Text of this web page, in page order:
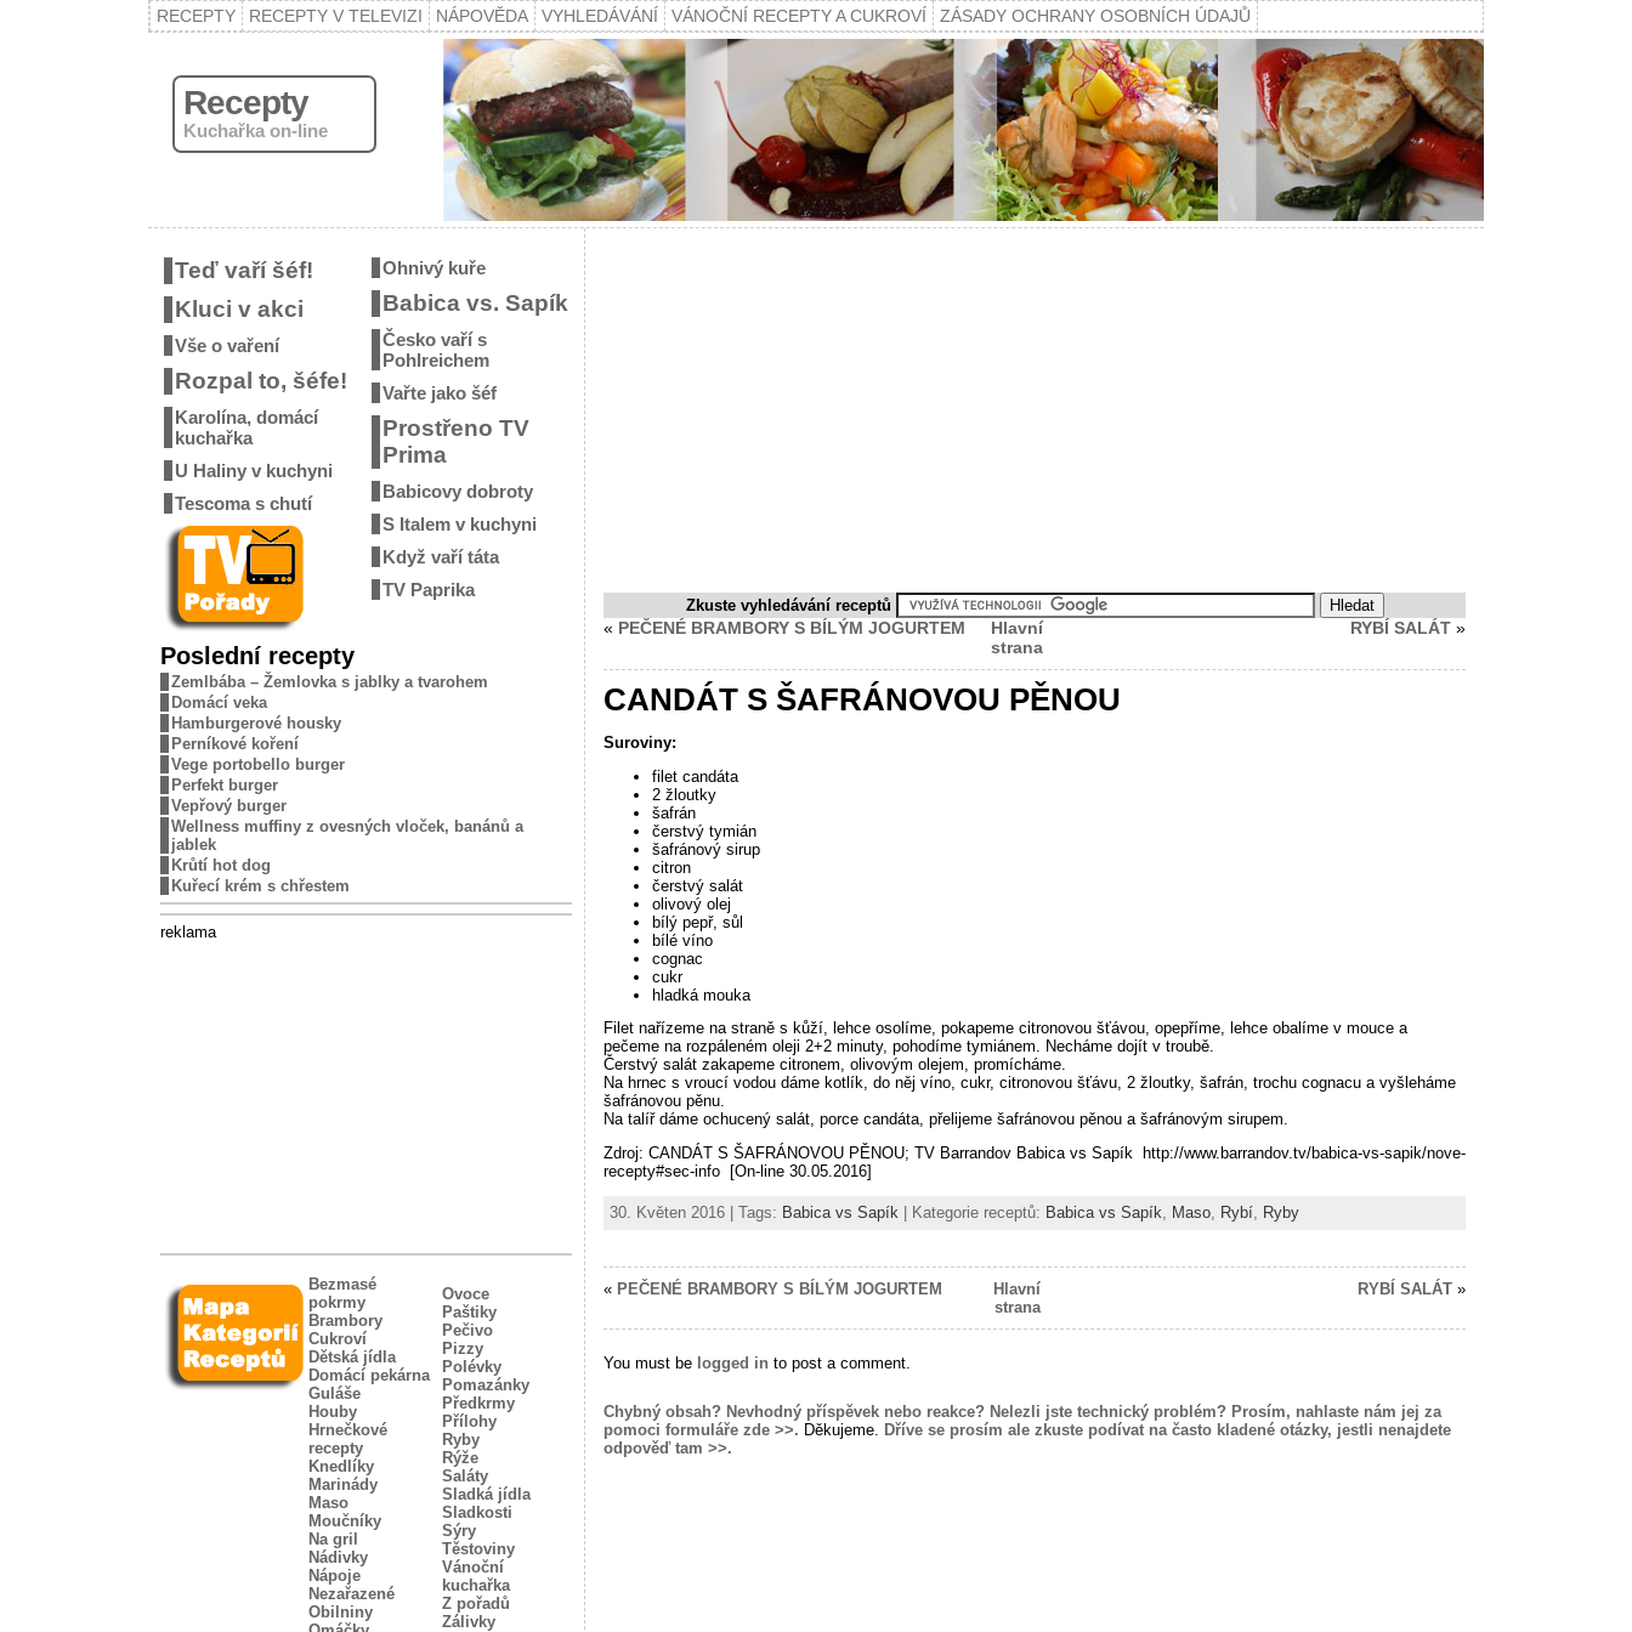
RECEPTY RECEPTY V TELEVIZI NÁPOVĚDA VYHLEDÁVÁNÍ VÁNOČNÍ RECEPTY A CUKROVÍ ZÁSADY OCHRANY OSOBNÍCH ÚDAJŮ
Recepty
Kuchařka on-line
Teď vaří šéf!
Kluci v akci
Vše o vaření
Rozpal to, šéfe!
Karolína, domácí
kuchařka
U Haliny v kuchyni
Tescoma s chutí
Ohnivý kuře
Babica vs. Sapík
Česko vaří s
Pohlreichem
Vařte jako šéf
Prostřeno TV
Prima
Babicovy dobroty
S Italem v kuchyni
Když vaří táta
TV Paprika
Poslední recepty
Zemlbába – Žemlovka s jablky a tvarohem
Domácí veka
Hamburgerové housky
Perníkové koření
Vege portobello burger
Perfekt burger
Vepřový burger
Wellness muffiny z ovesných vloček, banánů a
jablek
Krůtí hot dog
Kuřecí krém s chřestem
reklama
Bezmasé
pokrmy
Brambory
Cukroví
Dětská jídla
Domácí pekárna
Guláše
Houby
Hrnečkové
recepty
Knedlíky
Marinády
Maso
Moučníky
Na gril
Nádivky
Nápoje
Nezařazené
Obilniny
Ovoce
Paštiky
Pečivo
Pizzy
Polévky
Pomazánky
Předkrmy
Přílohy
Ryby
Rýže
Saláty
Sladká jídla
Sladkosti
Sýry
Těstoviny
Vánoční
kuchařka
Z pořadů
Zálivky
Zkuste vyhledávání receptů
« PEČENÉ BRAMBORY S BÍLÝM JOGURTEM
Hlavní
strana
RYBÍ SALÁT »
CANDÁT S ŠAFRÁNOVOU PĚNOU
Suroviny:
filet candáta
2 žloutky
šafrán
čerstvý tymián
šafránový sirup
citron
čerstvý salát
olivový olej
bílý pepř, sůl
bílé víno
cognac
cukr
hladká mouka
Filet nařízeme na straně s kůží, lehce osolíme, pokapeme citronovou šťávou, opepříme, lehce obalíme v mouce a
pečeme na rozpáleném oleji 2+2 minuty, pohodíme tymiánem. Necháme dojít v troubě.
Čerstvý salát zakapeme citronem, olivovým olejem, promícháme.
Na hrnec s vroucí vodou dáme kotlík, do něj víno, cukr, citronovou šťávu, 2 žloutky, šafrán, trochu cognacu a vyšleháme
šafránovou pěnu.
Na talíř dáme ochucený salát, porce candáta, přelijeme šafránovou pěnou a šafránovým sirupem.
Zdroj: CANDÁT S ŠAFRÁNOVOU PĚNOU; TV Barrandov Babica vs Sapík http://www.barrandov.tv/babica-vs-sapik/nove-
recepty#sec-info [On-line 30.05.2016]
30. Květen 2016 | Tags: Babica vs Sapík | Kategorie receptů: Babica vs Sapík Maso Rybí Ryby
« PEČENÉ BRAMBORY S BÍLÝM JOGURTEM
Hlavní
strana
RYBÍ SALÁT »
You must be logged in to post a comment.
Chybný obsah? Nevhodný příspěvek nebo reakce? Nelezli jste technický problém? Prosím, nahlaste nám jej za
pomoci formuláře zde >>. Děkujeme.
Dříve se prosím ale zkuste podívat na často kladené otázky, jestli nenajdete
odpověď tam >>.